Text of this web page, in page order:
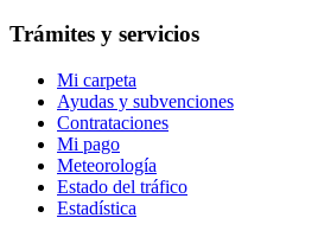
Trámites y servicios
Mi carpeta
Ayudas y subvenciones
Contrataciones
Mi pago
Meteorología
Estado del tráfico
Estadística